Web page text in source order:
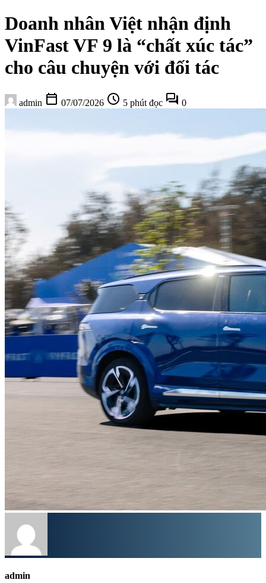
Doanh nhân Việt nhận định
VinFast VF 9 là “chất xúc tác”
cho câu chuyện với đối tác
admin calendar_today 07/07/2026 schedule 5 phút đọc forum 0
admin